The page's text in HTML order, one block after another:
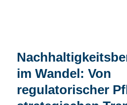
im Wandel: Von
regulatorischer